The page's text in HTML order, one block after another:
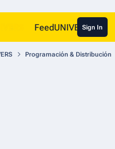
FeedUNIVERSSign In
Programación & Distribución